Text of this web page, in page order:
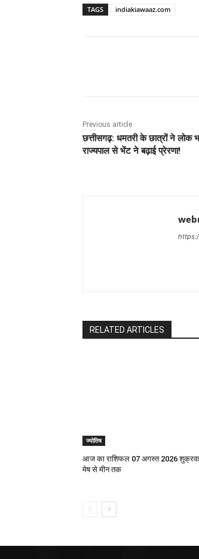
TAGS indiakiawaaz.com
Previous article
छत्तीसगढ़: धमतरी के छात्रों ने लोक
राज्यपाल से भेंट ने बढ़ाई प्रेरणा!
RELATED ARTICLES
ज्योतिष
आज का राशिफल 07 अगस्त 2026
मेष से मीन तक